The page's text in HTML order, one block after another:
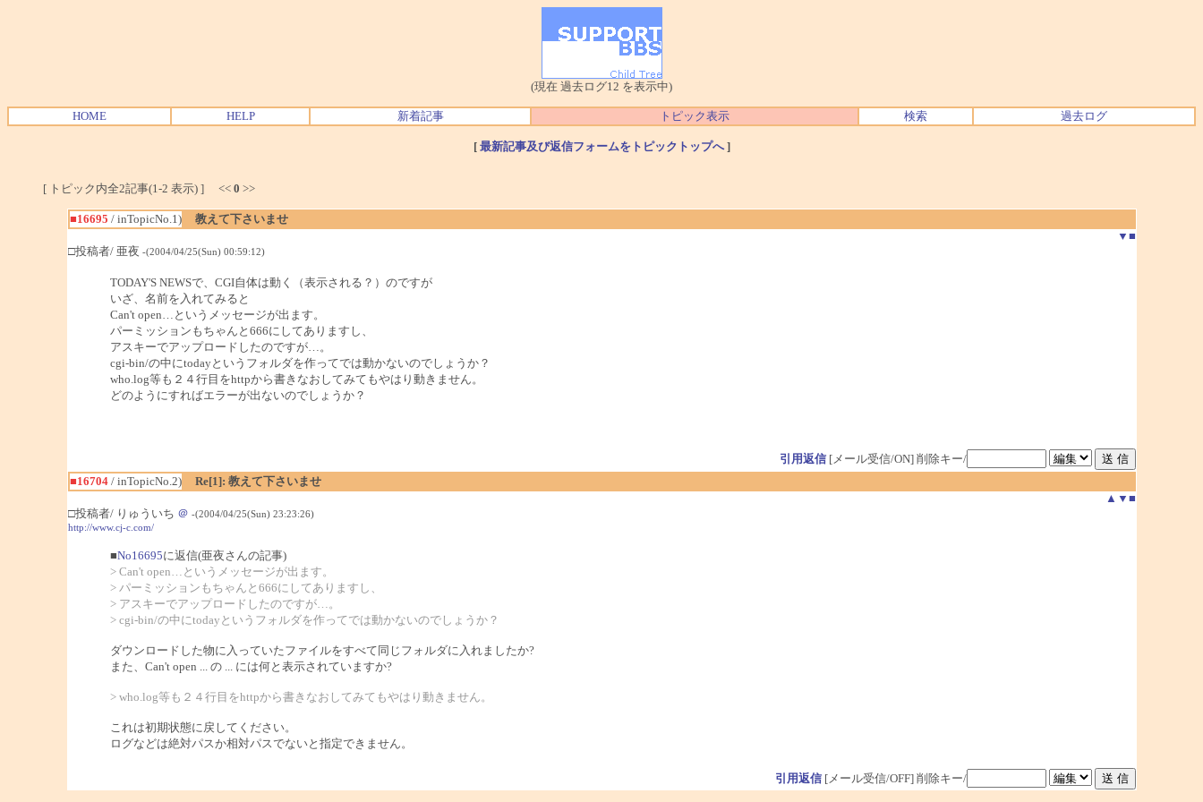
(現在 過去ログ12 を表示中)
HOME HELP 新着記事 トピック表示 検索 過去ログ
[ 最新記事及び返信フォームをトピックトップへ]
[ トピック内全2記事(1-2 表示) ] << 0 >>
■16695 / inTopicNo.1)
教えて下さいませ
▼ ■
□投稿者/ 亜夜 -(2004/04/25(Sun) 00:59:12)
TODAY'S NEWSで、CGI自体は動く（表示される？）のですが
いざ、名前を入れてみると
Can't open…というメッセージが出ます。
パーミッションもちゃんと666にしてありますし、
アスキーでアップロードしたのですが…。
cgi-bin/の中にtodayというフォルダを作ってでは動かないのでしょうか？
who.log等も２４行目をhttpから書きなおしてみてもやはり動きません。
どのようにすればエラーが出ないのでしょうか？
引用返信[メール受信/ON] 削除キー/
■16704/ inTopicNo.2)
Re[1]: 教えて下さいませ
▲ ▼ ■
□投稿者/ りゅういち ＠ -(2004/04/25(Sun) 23:23:26)
http://www.cj-c.com/
■No16695に返信(亜夜さんの記事)
> Can't open…というメッセージが出ます。
> パーミッションもちゃんと666にしてありますし、
> アスキーでアップロードしたのですが…。
> cgi-bin/の中にtodayというフォルダを作ってでは動かないのでしょうか？
ダウンロードした物に入っていたファイルをすべて同じフォルダに入れましたか?
また、Can't open ... の ... には何と表示されていますか?
> who.log等も２４行目をhttpから書きなおしてみてもやはり動きません。
これは初期状態に戻してください。
ログなどは絶対パスか相対パスでないと指定できません。
引用返信[メール受信/OFF] 削除キー/